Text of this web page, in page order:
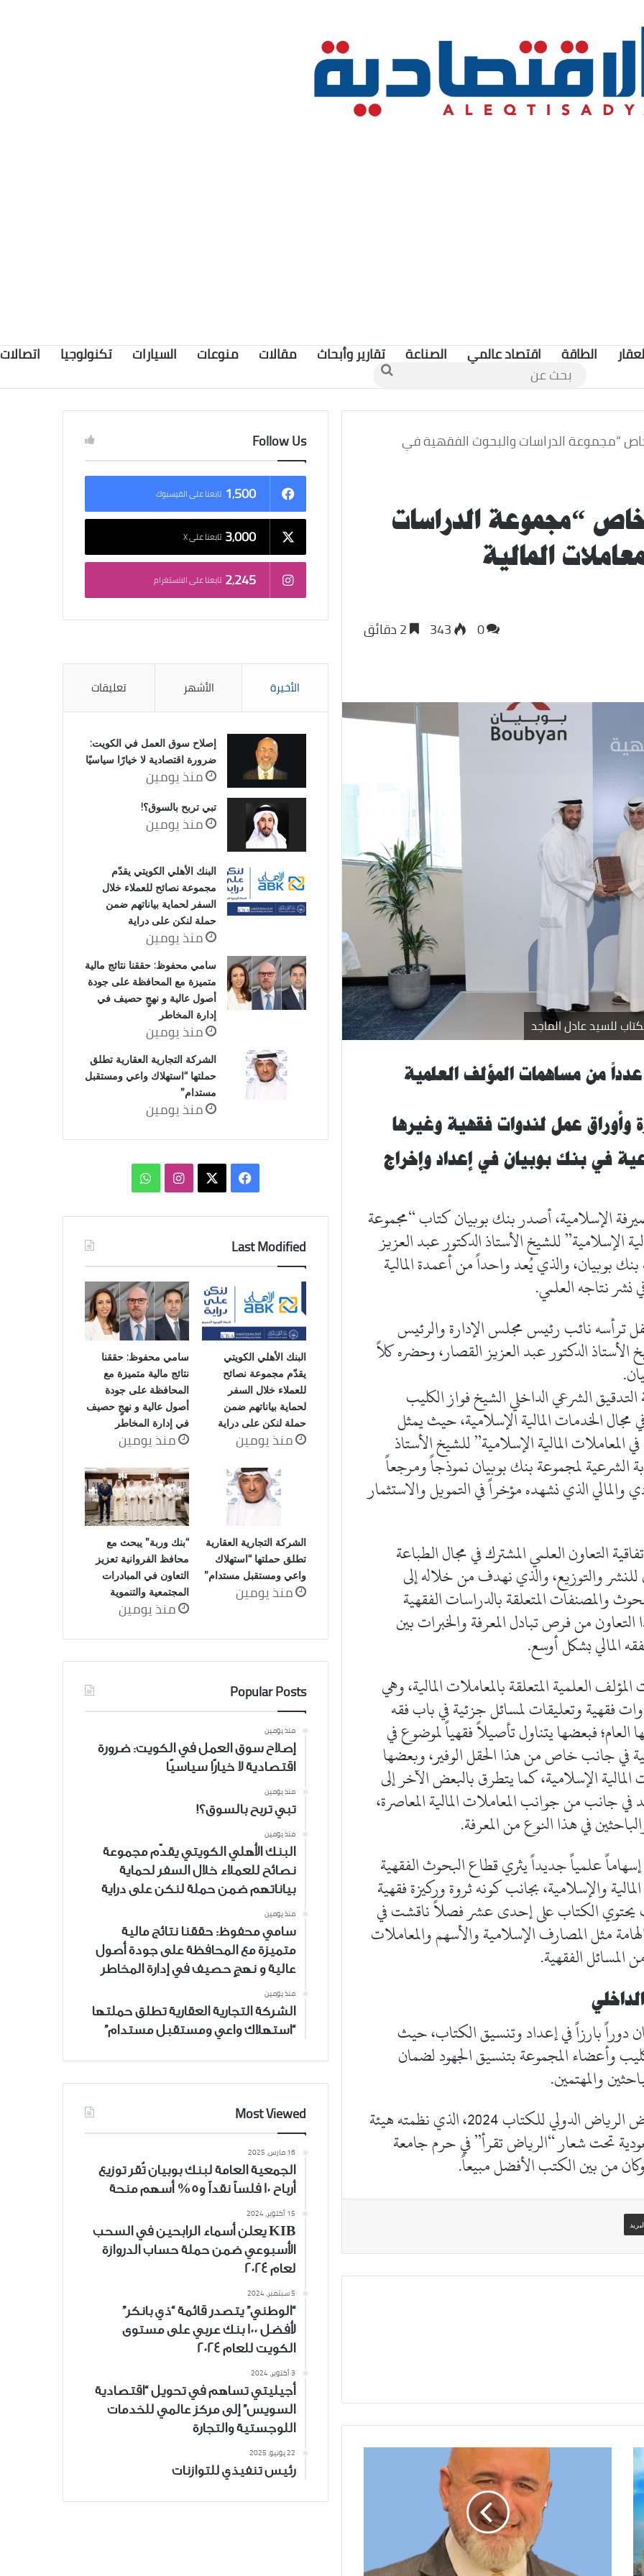
الطاقة اقتصاد عالمي الصناعة تقارير وأبحاث مقالات منوعات السيارات تكنولوجيا اتصالات
بحث
عن
“مجموعة الدراسات والبحوث الفقهية في
“مجموعة الدراسات
المالية
0
343
للسيد عادل الماجد
من مساهمات المؤلف العلمية
وأوراق عمل لندوات فقهية وغيرها
في بنك بوبيان في إعداد وإخراج
الإسلامية، أصدر بنك بوبيان كتاب “مجموعة
الإسلامية” للشيخ الأستاذ الدكتور عبد العزيز
بوبيان، والذي يُعد واحداً من أعمدة المالية
نتاجه العلمي.
ترأسه نائب رئيس مجلس الإدارة والرئيس
الأستاذ الدكتور عبد العزيز القصار، وحضره كلاً
التدقيق الشرعي الداخلي الشيخ فواز الكليب
مجال الخدمات المالية الإسلامية، حيث يمثل
المالية الإسلامية” للشيخ الأستاذ
الشرعية لمجموعة بنك بوبيان نموذجاً ومرجعاً
والمالي الذي نشهده مؤخراً في التمويل والاستثمار
التعاون العلمي المشترك في مجال الطباعة
للنشر والتوزيع، والذي نهدف من خلاله إلى
والمصنفات المتعلقة بالدراسات الفقهية
التعاون من فرص تبادل المعرفة والخبرات بين
المالي بشكل أوسع.
العلمية المتعلقة بالمعاملات المالية، وهي
فقهية وتعليقات لمسائل جزئية في باب فقه
فبعضها يتناول تأصيلاً فقهياً لموضوع في
في جانب خاص من هذا الحقل الوفير، وبعضها
الإسلامية، كما يتطرق بالبعض الآخر إلى
جانب من جوانب المعاملات المالية المعاصرة،
في هذا النوع من المعرفة.
علمياً جديداً يثري قطاع البحوث الفقهية
والإسلامية، بجانب كونه ثروة وركيزة فقهية
يحتوي الكتاب على إحدى عشر فصلاً ناقشت في
الهامة مثل المصارف الإسلامية والأسهم والمعاملات
المسائل الفقهية.
دوراً بارزاً في إعداد وتنسيق الكتاب، حيث
وأعضاء المجموعة بتنسيق الجهود لضمان
والمهتمين.
وقد كانت البداية في طرح هذا الكتاب بمعرض الرياض الدولي للكتاب 2024، الذي نظمته هيئة
تحت شعار “الرياض تقرأ” في حرم جامعة
من بين الكتب الأفضل مبيعاً.
مجلس
اقتصادية
Follow Us
1٬500 تابعنا على الفيسبوك
3٬000 تابعنا على X
2٬245 تابعنا على الانستغرام
الأخيرة الأشهر تعليقات
إصلاح سوق العمل في الكويت:
ضرورة اقتصادية لا خيارًا سياسيًا
منذ يومين
تبي تربح بالسوق؟!
منذ يومين
البنك الأهلي الكويتي يقدّم
مجموعة نصائح للعملاء خلال
السفر لحماية بياناتهم ضمن
حملة لنكن على دراية
منذ يومين
سامي محفوظ: حققنا نتائج مالية
متميزة مع المحافظة على جودة
أصول عالية و نهجٍ حصيف في
إدارة المخاطر
منذ يومين
الشركة التجارية العقارية تطلق
حملتها “استهلاك واعي ومستقبل
مستدام”
منذ يومين
فيسبوك انستقرامواتساب
Last Modified
البنك الأهلي الكويتي
يقدّم مجموعة نصائح
للعملاء خلال السفر
لحماية بياناتهم ضمن
حملة لنكن على دراية
منذ يومين
سامي محفوظ: حققنا
نتائج مالية متميزة مع
المحافظة على جودة
أصول عالية و نهجٍ حصيف
في إدارة المخاطر
منذ يومين
الشركة التجارية العقارية
تطلق حملتها “استهلاك
واعي ومستقبل مستدام”
منذ يومين
“بنك وربة” يبحث مع
محافظ الفروانية تعزيز
التعاون في المبادرات
المجتمعية والتنموية
منذ يومين
Popular Posts
منذ يومين
إصلاح سوق العمل في الكويت: ضرورة
اقتصادية لا خيارًا سياسيًا
منذ يومين
تبي تربح بالسوق؟!
منذ يومين
البنك الأهلي الكويتي يقدّم مجموعة
نصائح للعملاء خلال السفر لحماية
بياناتهم ضمن حملة لنكن على دراية
منذ يومين
سامي محفوظ: حققنا نتائج مالية
متميزة مع المحافظة على جودة أصول
عالية و نهجٍ حصيف في إدارة المخاطر
منذ يومين
الشركة التجارية العقارية تطلق حملتها
“استهلاك واعي ومستقبل مستدام”
Most Viewed
16 مارس، 2025
الجمعية العامة لبنك بوبيان تُقر توزيع
أرباح 10 فلساً نقداً و5% أسهم منحة
15 أكتوبر، 2024
KIB يعلن أسماء الرابحين في السحب
الأسبوعي ضمن حملة حساب الدروازة
لعام 2024
5 سبتمبر، 2024
“الوطني” يتصدر قائمة “ذي بانكر”
لأفضل 100 بنك عربي على مستوى
الكويت للعام 2024
3 أكتوبر، 2024
أجيليتي تساهم في تحويل “اقتصادية
السويس” إلى مركز عالمي للخدمات
اللوجستية والتجارة
22 يونيو، 2025
رئيس تنفيذي للتوازنات